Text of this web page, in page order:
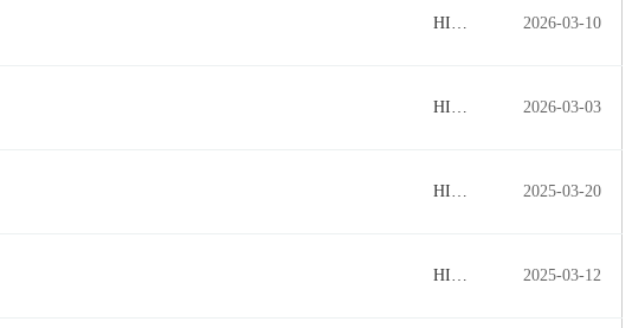
HI… 2026-03-10
HI… 2026-03-03
HI… 2025-03-20
HI… 2025-03-12